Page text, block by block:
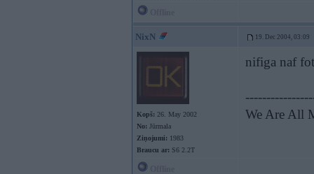
NixN 19. Dec 2004, 03:09
Kopš: 26. May 2002
No: Jūrmala
Ziņojumi: 1983
Braucu ar: S6 2.2T
nifiga naf
We Are All